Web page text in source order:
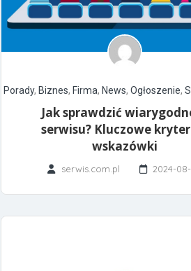
Porady, Biznes, Firma, News, Ogłoszenie,
Jak sprawdzić
serwisu? Kluczowe
wskazówki
serwis.com.pl 2024-